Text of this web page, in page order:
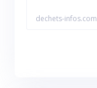
dechets-infos.com